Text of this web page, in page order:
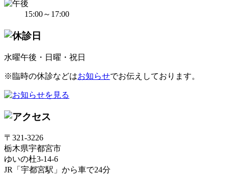
15:00～17:00
水曜午後・日曜・祝日
※臨時の休診などはお知らせでお伝えしております。
〒321-3226
栃木県宇都宮市
ゆいの杜3-14-6
JR「宇都宮駅」から車で24分